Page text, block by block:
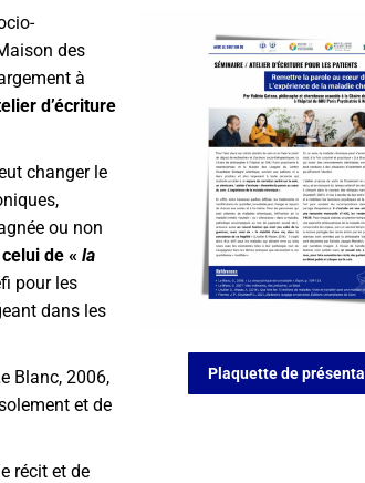
des
à
d’écriture
changer le
ou non
de « la
pour les
dans les
Blanc, 2006,
et de
récit et de
Plaquette de